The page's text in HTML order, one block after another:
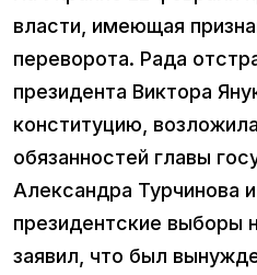
власти, имеющая
переворота. Рада
президента Виктора
конституцию,
обязанностей главы
Александра Турчинова
президентские выборы
заявил, что был